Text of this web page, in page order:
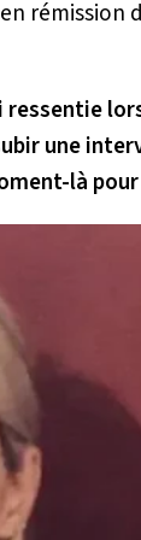
rémission
une
là